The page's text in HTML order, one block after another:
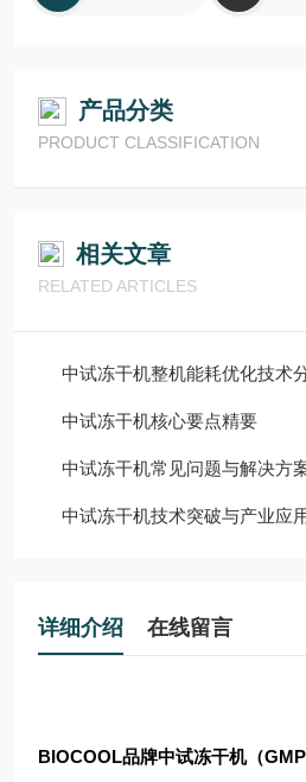
产品分类
PRODUCT CLASSIFICATION
相关文章
RELATED ARTICLES
中试冻干机整机能耗优化技术
中试冻干机核心要点精要
中试冻干机常见问题与解决方
中试冻干机技术突破与产业应
详细介绍 在线留言
BIOCOOL品牌中试冻干机（GMP